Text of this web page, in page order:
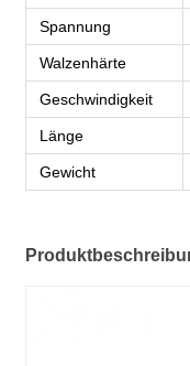
Spannung
Walzenhärte
Geschwindigkeit
Länge
Gewicht